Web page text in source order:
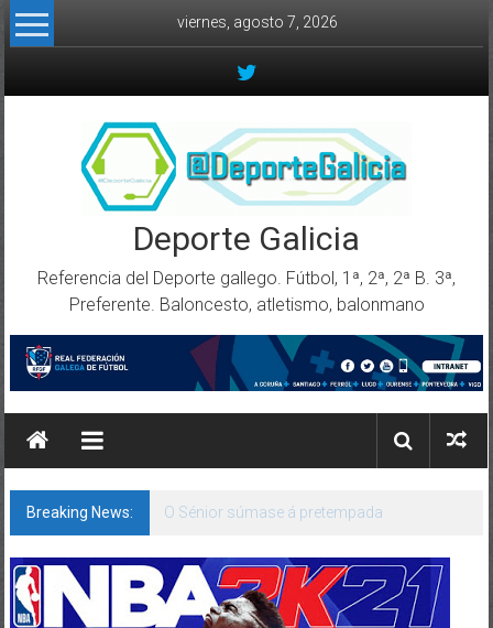
Skip to content
viernes, agosto 7, 2026
Deporte Galicia
Referencia del Deporte gallego. Fútbol, 1ª, 2ª, 2ª B. 3ª,
Preferente. Baloncesto, atletismo, balonmano
Breaking News: 142 bos motivos de ilusión